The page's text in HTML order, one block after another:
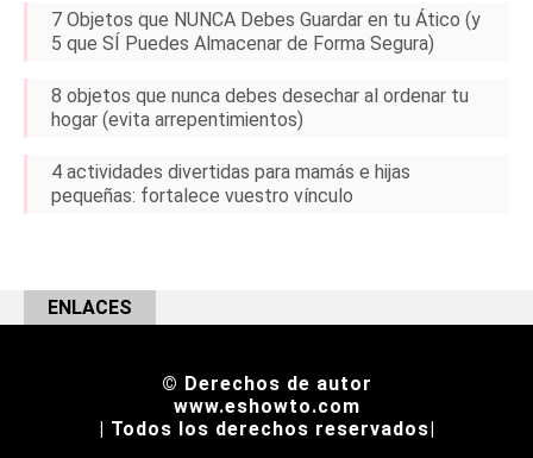
7 Objetos que NUNCA Debes Guardar en tu Ático (y
5 que SÍ Puedes Almacenar de Forma Segura)
8 objetos que nunca debes desechar al ordenar tu
hogar (evita arrepentimientos)
4 actividades divertidas para mamás e hijas
pequeñas: fortalece vuestro vínculo
ENLACES
© Derechos de autor
www.eshowto.com
| Todos los derechos reservados|